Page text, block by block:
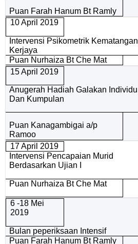
Puan Farah Hanum Bt Ramly
10 April 2019
Intervensi Psikometrik Kematangan
Kerjaya
Puan Nurhaiza Bt Che Mat
15 April 2019
Anugerah Hadiah Galakan Individu
Dan Kumpulan
Puan Kanagambigai a/p
Ramoo
17 April 2019
Intervensi Pencapaian Murid
Berdasarkan Ujian I
Puan Nurhaiza Bt Che Mat
6 -18 Mei
2019
Bulan peperiksaan Intensif
Puan Farah Hanum Bt Ramly